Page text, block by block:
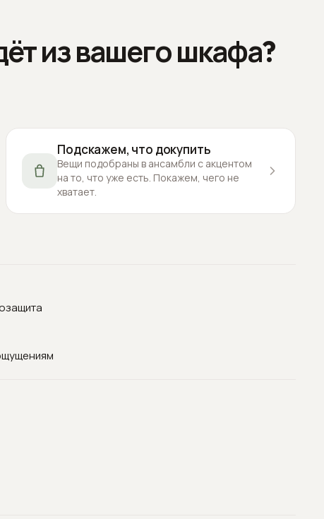
из вашего шкафа?
Подскажем, что докупить
Вещи подобраны в ансамбли с акцентом
на то, что уже есть. Покажем, чего не
хватает.